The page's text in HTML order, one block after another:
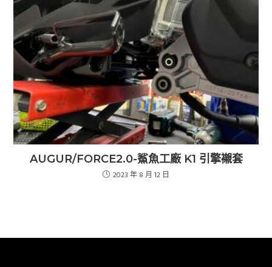
AUGUR/FORCE2.0-鯊魚工廠 K1 引擎襯套
2023 年 8 月 12 日